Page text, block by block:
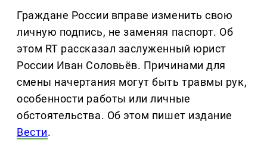
Граждане России вправе изменить свою
личную подпись, не заменяя паспорт. Об
этом RT рассказал заслуженный юрист
России Иван Соловьёв. Причинами для
смены начертания могут быть травмы рук,
особенности работы или личные
обстоятельства. Об этом пишет издание
Вести.